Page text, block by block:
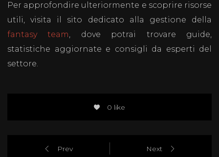
Per approfondire ulteriormente e scoprire risorse
utili, visita il sito dedicato alla gestione della
fantasy team, dove potrai trovare guide,
statistiche aggiornate e consigli da esperti del
settore.
0 like
Prev Next